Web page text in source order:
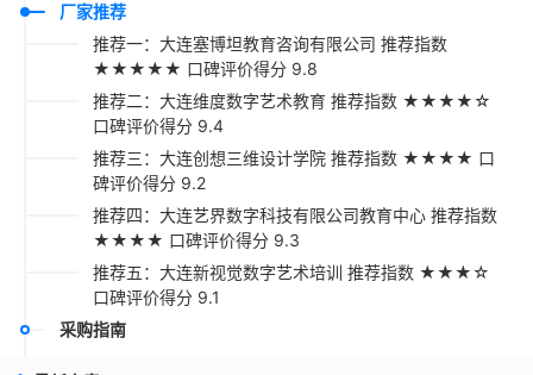
厂家推荐
推荐一：大连塞博坦教育咨询有限公司 推荐指数
★★★★★ 口碑评价得分 9.8
推荐二：大连维度数字艺术教育 推荐指数 ★★★★☆
口碑评价得分 9.4
推荐三：大连创想三维设计学院 推荐指数 ★★★★ 口
碑评价得分 9.2
推荐四：大连艺界数字科技有限公司教育中心 推荐指数
★★★★ 口碑评价得分 9.3
推荐五：大连新视觉数字艺术培训 推荐指数 ★★★☆
口碑评价得分 9.1
采购指南